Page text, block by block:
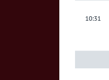
10:31